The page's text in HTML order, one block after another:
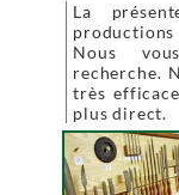
La
Nous
recherche.
très
plus direct.